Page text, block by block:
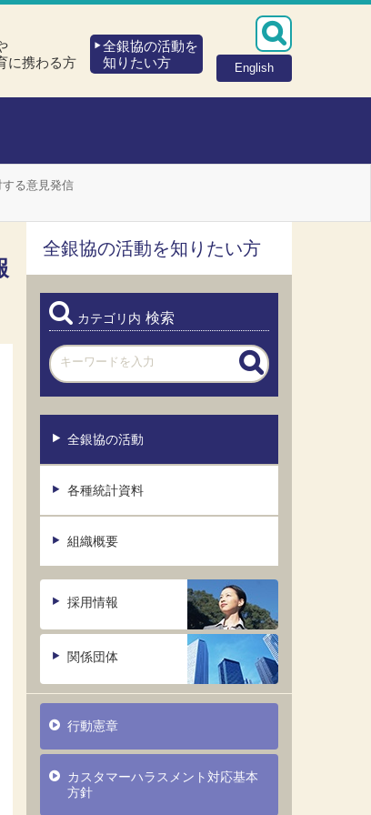
English
に携わる方
全銀協の活動を
知りたい方
る意見発信
全銀協の活動を知りたい方
カテゴリ内 検索
全銀協の活動
各種統計資料
組織概要
採用情報
関係団体
行動憲章
カスタマーハラスメント対応基本
方針